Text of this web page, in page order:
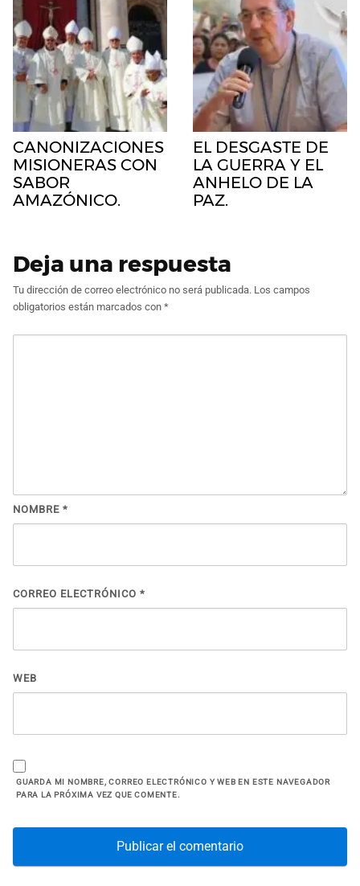
CANONIZACIONES
MISIONERAS CON
SABOR
AMAZÓNICO.
EL DESGASTE DE
LA GUERRA Y EL
ANHELO DE LA
PAZ.
Deja una respuesta
Tu dirección de correo electrónico no será publicada. Los campos
obligatorios están marcados con *
NOMBRE *
CORREO ELECTRÓNICO *
WEB
GUARDA MI NOMBRE, CORREO ELECTRÓNICO Y WEB EN ESTE NAVEGADOR
PARA LA PRÓXIMA VEZ QUE COMENTE.